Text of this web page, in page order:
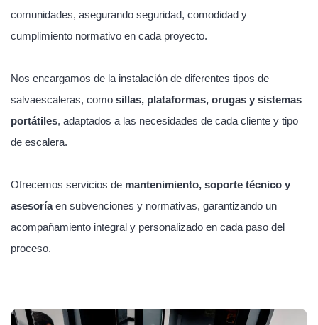
comunidades, asegurando seguridad, comodidad y
cumplimiento normativo en cada proyecto.
Nos encargamos de la instalación de diferentes tipos de
salvaescaleras, como sillas, plataformas, orugas y sistemas
portátiles, adaptados a las necesidades de cada cliente y tipo
de escalera.
Ofrecemos servicios de mantenimiento, soporte técnico y
asesoríaen subvenciones y normativas, garantizando un
acompañamiento integral y personalizado en cada paso del
proceso.